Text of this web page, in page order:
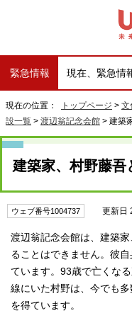
緊急情報 現在、緊急情
現在の位置： トップページ > 文
設一覧 > 渡辺翁記念会館 > 建築
建築家、村野藤吾
ウェブ番号1004737 更新日
渡辺翁記念会館は、建築
ることはできません。彼
ています。93歳で亡くな
線にいた村野は、今でも
を得ています。